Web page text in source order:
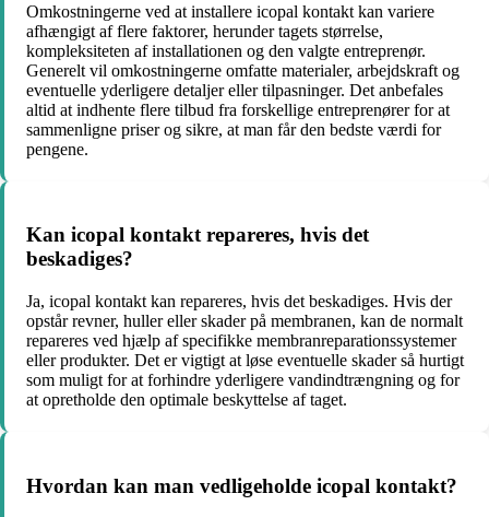
Omkostningerne ved at installere icopal kontakt kan variere
afhængigt af flere faktorer, herunder tagets størrelse,
kompleksiteten af installationen og den valgte entreprenør.
Generelt vil omkostningerne omfatte materialer, arbejdskraft og
eventuelle yderligere detaljer eller tilpasninger. Det anbefales
altid at indhente flere tilbud fra forskellige entreprenører for at
sammenligne priser og sikre, at man får den bedste værdi for
pengene.
Kan icopal kontakt repareres, hvis det
beskadiges?
Ja, icopal kontakt kan repareres, hvis det beskadiges. Hvis der
opstår revner, huller eller skader på membranen, kan de normalt
repareres ved hjælp af specifikke membranreparationssystemer
eller produkter. Det er vigtigt at løse eventuelle skader så hurtigt
som muligt for at forhindre yderligere vandindtrængning og for
at opretholde den optimale beskyttelse af taget.
Hvordan kan man vedligeholde icopal kontakt?